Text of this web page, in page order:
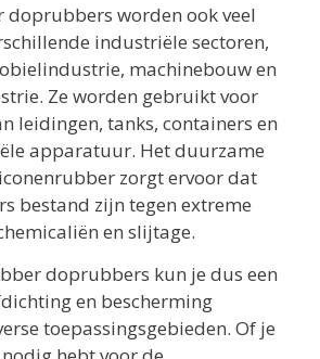
doprubbers worden ook veel
industriële sectoren,
machinebouw en
Ze worden gebruikt voor
leidingen, tanks, containers en
apparatuur. Het duurzame
zorgt ervoor dat
bestand zijn tegen extreme
en slijtage.
doprubbers kun je dus een
en bescherming
toepassingsgebieden. Of je